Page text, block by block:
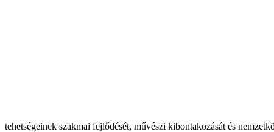
tehetségeinek szakmai fejlődését, művészi kibontakozását és